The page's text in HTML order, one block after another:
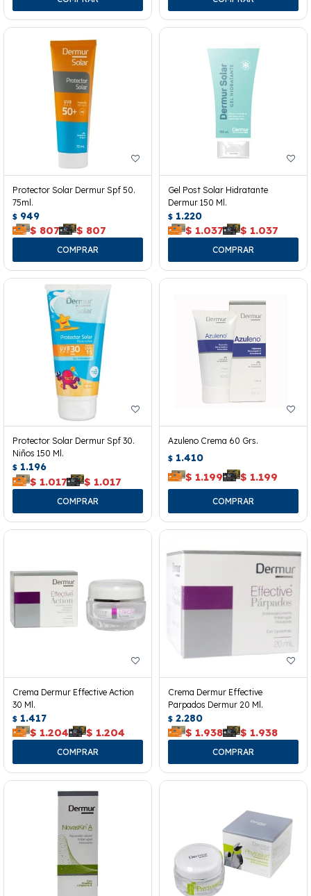
Protector Solar Dermur Spf 50.
75ml.
$ 949
$ 807 $ 807
Gel Post Solar Hidratante
Dermur 150 Ml.
$ 1.220
$ 1.037 $ 1.037
Protector Solar Dermur Spf 30.
Niños 150 Ml.
$ 1.196
$ 1.017 $ 1.017
Azuleno Crema 60 Grs.
$ 1.410
$ 1.199 $ 1.199
Crema Dermur Effective Action
30 Ml.
$ 1.417
$ 1.204 $ 1.204
Crema Dermur Effective
Parpados Dermur 20 Ml.
$ 2.280
$ 1.938 $ 1.938